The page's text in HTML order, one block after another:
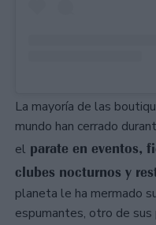
La mayoría de las
mundo han cerrado
el parate en eventos,
clubes nocturnos y
planeta le ha mermado
espumantes, otro de